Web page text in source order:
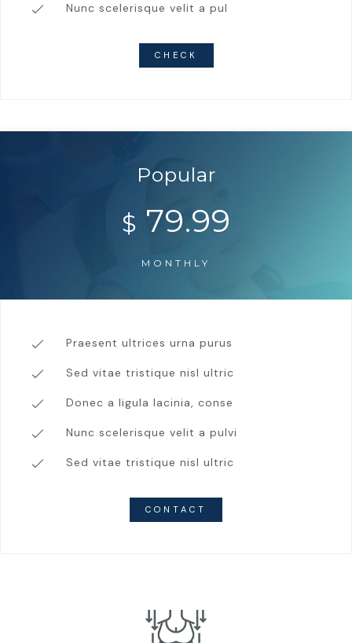
Nunc scelerisque velit a pul
CHECK
Popular
$ 79.99
MONTHLY
Praesent ultrices urna purus
Sed vitae tristique nisl ultric
Donec a ligula lacinia, conse
Nunc scelerisque velit a pulvi
Sed vitae tristique nisl ultric
CONTACT